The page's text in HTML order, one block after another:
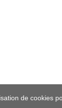
de